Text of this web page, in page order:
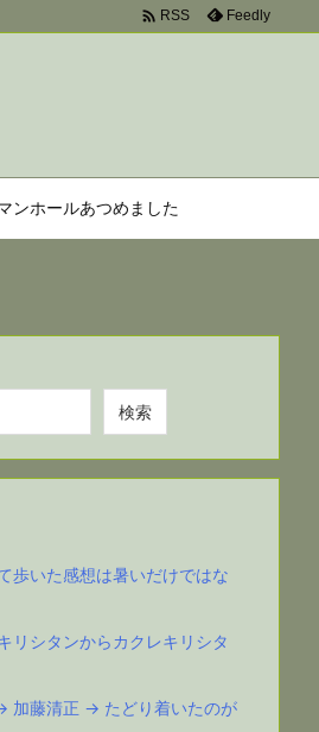
ンホールあつめました
 RSS Feedly
検索
歩いた感想は暑いだけではな
リシタンからカクレキリシタ
加藤清正 → たどり着いたのが